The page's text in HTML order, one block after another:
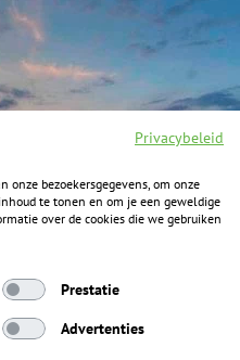
Privacybeleid
onze bezoekersgegevens, om onze
te tonen en om je een geweldige
over de cookies die we gebruiken
Prestatie
Advertenties